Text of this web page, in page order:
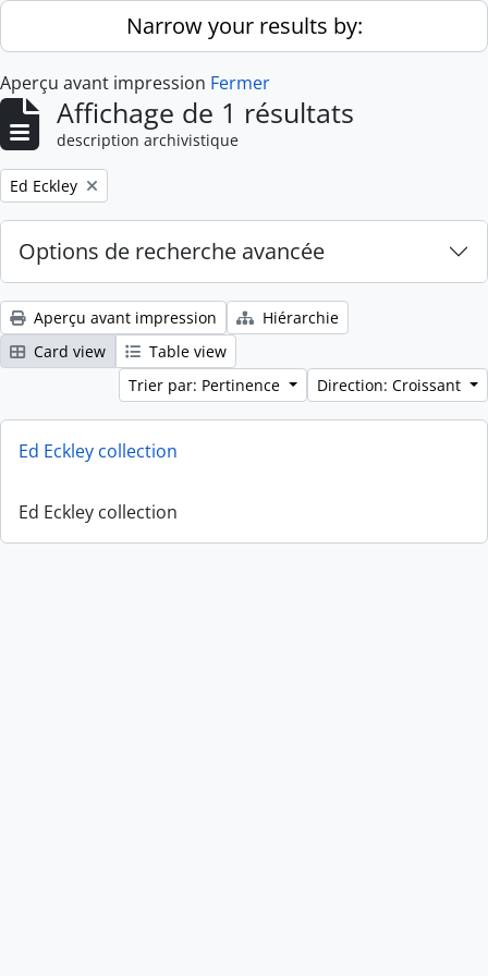
Skip to main contentNarrow your results by:
Aperçu avant impression Fermer
Affichage de 1 résultats
description archivistique
Remove filter:
Ed Eckley
Options de recherche avancée
Aperçu avant impression
Hiérarchie
Card view
Table view
Trier par: Pertinence
Direction: Croissant
Ed Eckley collection
Ed Eckley collection